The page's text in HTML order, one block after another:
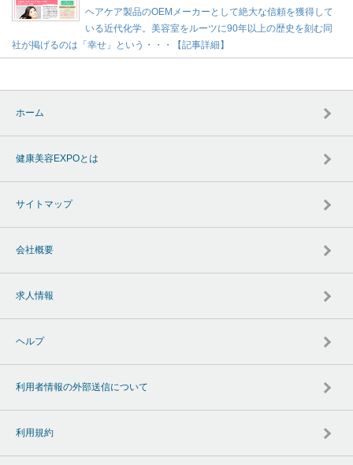
ヘアケア製品のOEMメーカーとして絶大な信頼を獲得して
いる近代化学。美容室をルーツに90年以上の歴史を刻む同
社が掲げるのは「幸せ」という・・・【記事詳細】
ホーム
健康美容EXPOとは
サイトマップ
会社概要
求人情報
ヘルプ
利用者情報の外部送信について
利用規約